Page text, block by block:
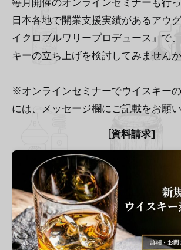
毎月開催のオンラインセミナーも行っ
日本各地で開業支援実績があるアウ
イクロブルワリープロデュース』で
キーの立ち上げを検討してみません
※オンラインセミナーでウイスキー
には、メッセージ欄にご記載をお願い
[ 資料請求]